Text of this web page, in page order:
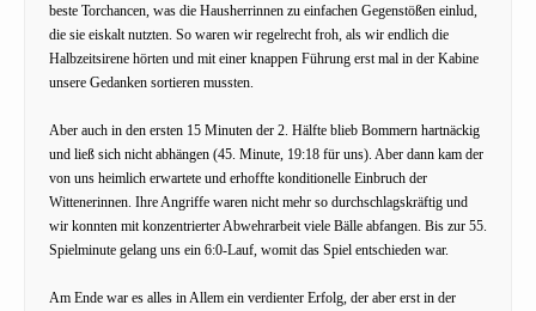
beste Torchancen, was die Hausherrinnen zu einfachen Gegenstößen einlud,
die sie eiskalt nutzten. So waren wir regelrecht froh, als wir endlich die
Halbzeitsirene hörten und mit einer knappen Führung erst mal in der Kabine
unsere Gedanken sortieren mussten.
Aber auch in den ersten 15 Minuten der 2. Hälfte blieb Bommern hartnäckig
und ließ sich nicht abhängen (45. Minute, 19:18 für uns). Aber dann kam der
von uns heimlich erwartete und erhoffte konditionelle Einbruch der
Wittenerinnen. Ihre Angriffe waren nicht mehr so durchschlagskräftig und
wir konnten mit konzentrierter Abwehrarbeit viele Bälle abfangen. Bis zur 55.
Spielminute gelang uns ein 6:0-Lauf, womit das Spiel entschieden war.
Am Ende war es alles in Allem ein verdienter Erfolg, der aber erst in der